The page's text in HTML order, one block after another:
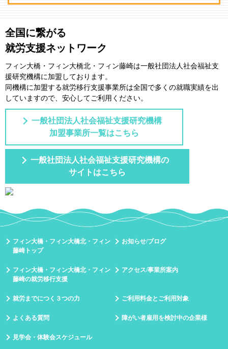
全国に繋がる
就労支援ネットワーク
フィン大橋・フィン大橋北・フィン藤崎は一般社団法⼈社会福祉⽀
援研究機構に加盟しております。
同機構に加盟する就労移⾏⽀援事業所は全国で多くの就職実績を出
していますので、安⼼してご利⽤ください。
一般社団法人社会福祉支援研究機構
加盟事業所一覧はこちら
一般社団法人社会福祉支援研究機構の
サイトはこちら
フィン大橋・フィン大橋北・フィン
藤崎トップ
お知らせ/ブログ
フィン大橋・フィン大橋北・フィン
藤崎の就労移行支援
アクセス/事業所案内
就労までにつく３つの力 ご利用料金とご利用対象
よくある質問 障がい者雇用を検討中の企業様
見学会・体験会スケジュール